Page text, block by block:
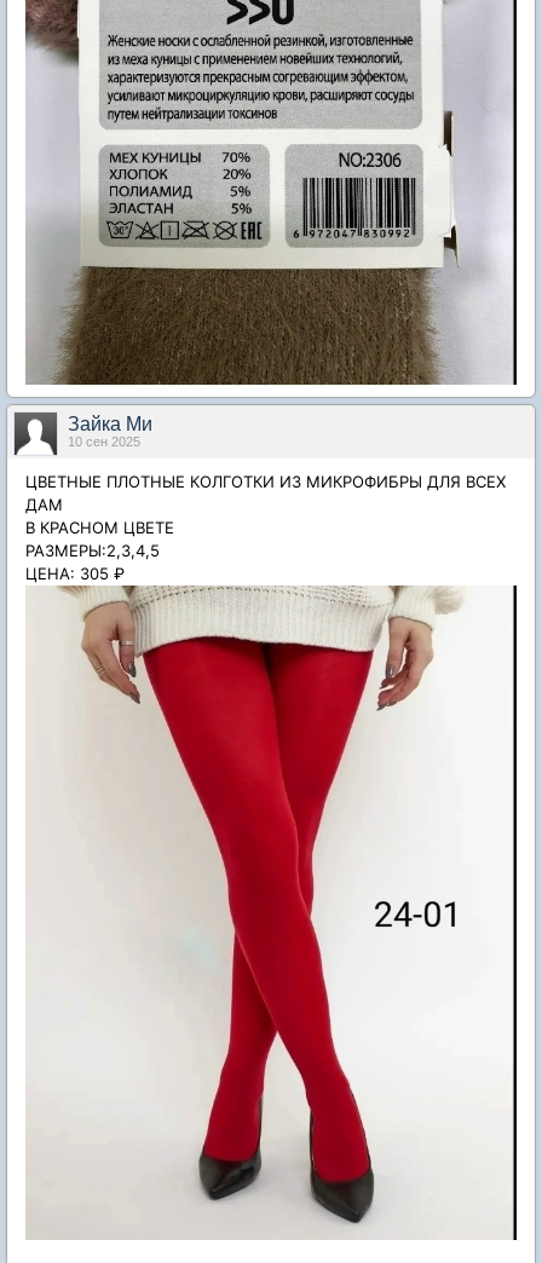
Зайка Ми
10 сен 2025
ЦВЕТНЫЕ ПЛОТНЫЕ КОЛГОТКИ ИЗ МИКРОФИБРЫ ДЛЯ ВСЕХ
ДАМ
В КРАСНОМ ЦВЕТЕ
РАЗМЕРЫ:2,3,4,5
ЦЕНА: 305 ₽